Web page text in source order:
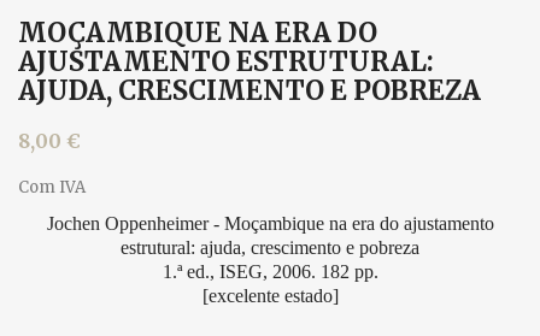
MOÇAMBIQUE NA ERA DO
AJUSTAMENTO ESTRUTURAL:
AJUDA, CRESCIMENTO E POBREZA
8,00 €
Com IVA
Jochen Oppenheimer - Moçambique na era do ajustamento
estrutural: ajuda, crescimento e pobreza
1.ª ed., ISEG, 2006. 182 pp.
[excelente estado]